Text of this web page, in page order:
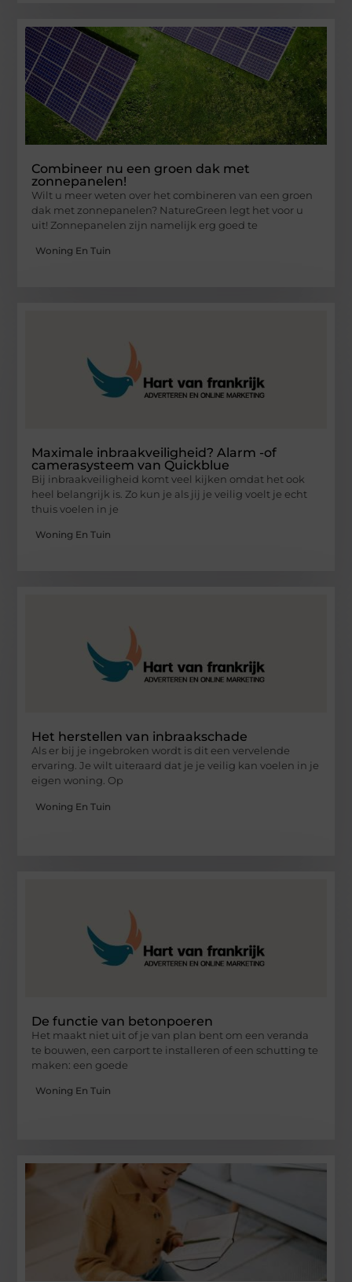
Combineer nu een groen dak met
zonnepanelen!
Wilt u meer weten over het combineren van een groen
dak met zonnepanelen? NatureGreen legt het voor u
uit! Zonnepanelen zijn namelijk erg goed te
Woning En Tuin
Maximale inbraakveiligheid? Alarm -of
camerasysteem van Quickblue
Bij inbraakveiligheid komt veel kijken omdat het ook
heel belangrijk is. Zo kun je als jij je veilig voelt je echt
thuis voelen in je
Woning En Tuin
Het herstellen van inbraakschade
Als er bij je ingebroken wordt is dit een vervelende
ervaring. Je wilt uiteraard dat je je veilig kan voelen in je
eigen woning. Op
Woning En Tuin
De functie van betonpoeren
Het maakt niet uit of je van plan bent om een veranda
te bouwen, een carport te installeren of een schutting te
maken: een goede
Woning En Tuin